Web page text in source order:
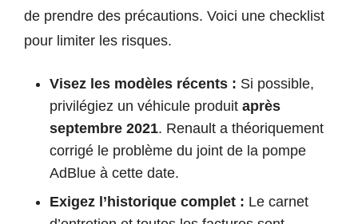
de prendre des précautions. Voici une checklist
pour limiter les risques.
Visez les modèles récents : Si possible,
privilégiez un véhicule produit après
septembre 2021. Renault a théoriquement
corrigé le problème du joint de la pompe
AdBlue à cette date.
Exigez l’historique complet : Le carnet